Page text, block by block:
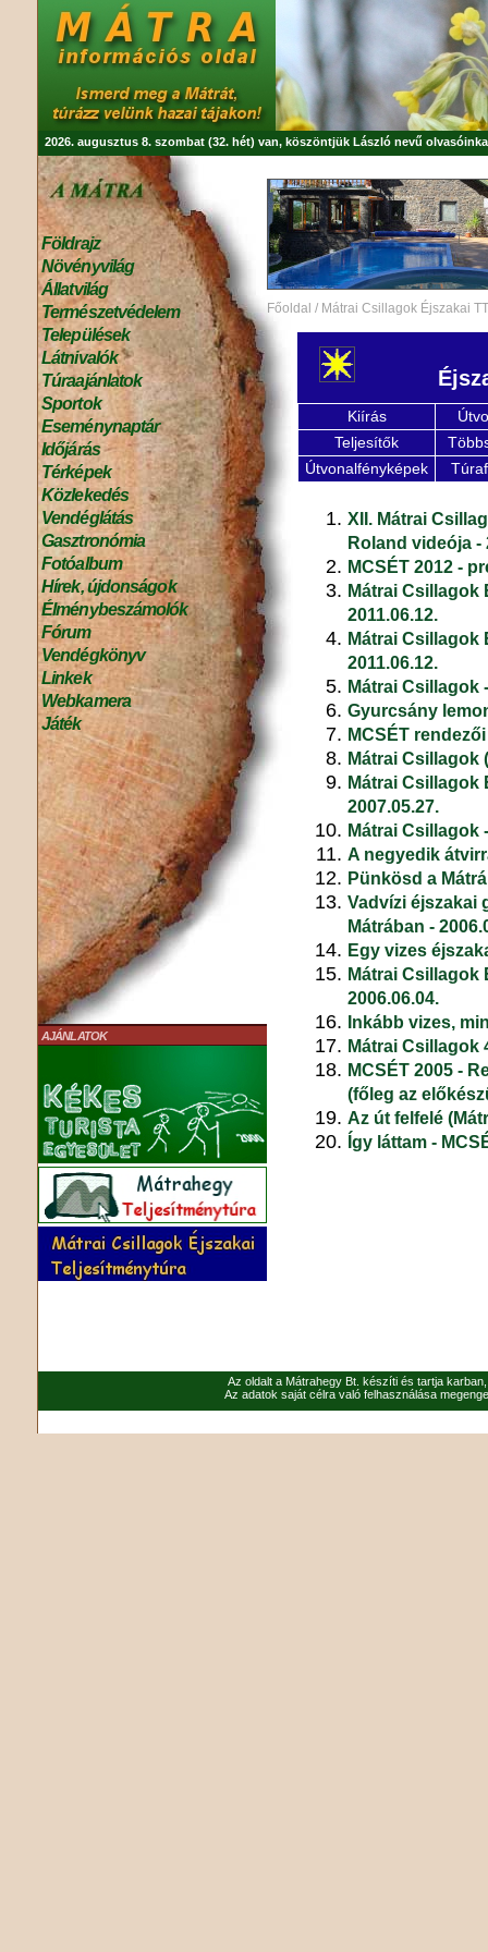
2026. augusztus 8. szombat (32. hét) van, köszöntjük László nevű
Földrajz
Növényvilág
Állatvilág
Természetvédelem
Települések
Látnivalók
Túraajánlatok
Sportok
Eseménynaptár
Időjárás
Térképek
Közlekedés
Vendéglátás
Gasztronómia
Fotóalbum
Hírek, újdonságok
Élménybeszámolók
Fórum
Vendégkönyv
Linkek
Webkamera
Játék
AJÁNLATOK
Főoldal / Mátrai Csillagok Éjszakai TT
Kiírás
Teljesítők
Útvonalfényképek
XII. Mátrai
Roland videója -
MCSÉT 2012 -
Mátrai Csillagok
2011.06.12.
Mátrai Csillagok
2011.06.12.
Mátrai Csillagok
Gyurcsány
MCSÉT
Mátrai Csillagok
Mátrai Csillagok
2007.05.27.
Mátrai Csillagok
A negyedik
Pünkösd a
Vadvízi éjszakai
Mátrában -
Egy vizes
Mátrai Csillagok
2006.06.04.
Inkább vizes,
Mátrai Csillagok
MCSÉT 2005 -
(főleg az
Az út felfelé
Így láttam -
Az oldalt a Mátrahegy Bt. készíti és tartja
Az adatok saját célra való felhasználása